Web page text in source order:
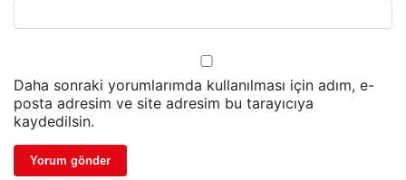
Daha sonraki yorumlarımda kullanılması için adım, e-
posta adresim ve site adresim bu tarayıcıya
kaydedilsin.